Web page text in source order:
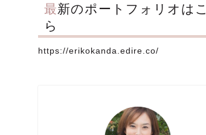
最新のポートフォリオはこち
ら
https://erikokanda.edire.co/